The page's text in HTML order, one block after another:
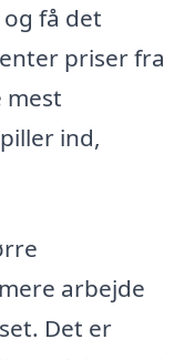
få det
priser fra
mest
ind,
arbejde
Det er